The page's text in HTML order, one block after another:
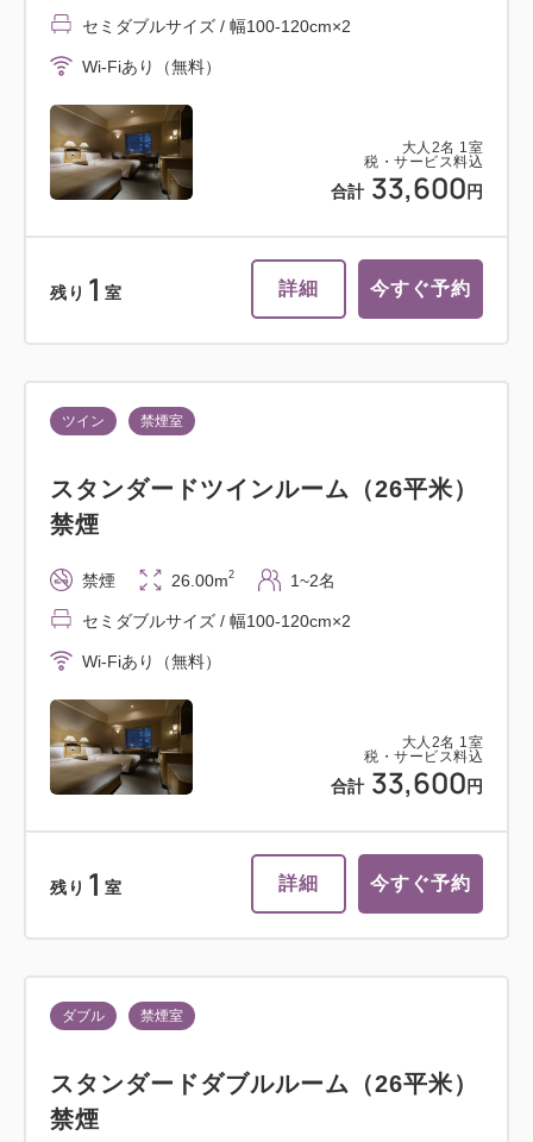
大人 2名 1室
税・サービス料込
合計 33,600 円
セミダブルサイズ / 幅100-120cm×2
Wi-Fiあり（無料）
残り 1 室 詳細 今すぐ予約
大人 2名 1室
税・サービス料込
合計 33,600 円
ツイン 禁煙室
スタンダードツインルーム（26平米）
禁煙
禁煙 26.00m2 1~2名
セミダブルサイズ / 幅100-120cm×2
Wi-Fiあり（無料）
残り 1 室 詳細 今すぐ予約
ダブル 禁煙室
スタンダードダブルルーム（26平米）
禁煙